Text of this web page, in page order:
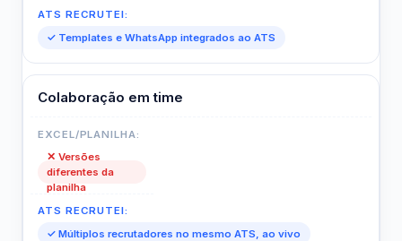
✓ Templates e WhatsApp integrados ao ATS
Colaboração em time
✕ Versões
diferentes da
planilha
✓ Múltiplos recrutadores no mesmo ATS, ao vivo